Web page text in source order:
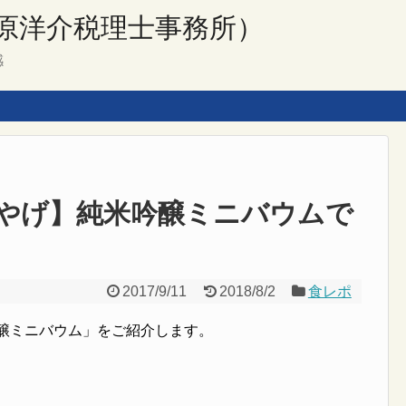
介税理士事務所）
げ】純米吟醸ミニバウムで
2017/9/11 2018/8/2 食レポ
ニバウム」をご紹介します。